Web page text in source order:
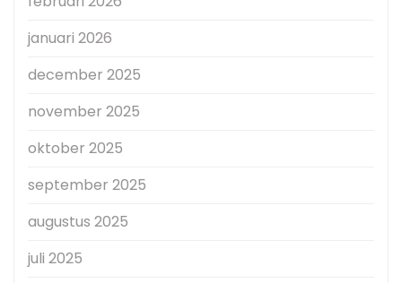
januari 2026
december 2025
november 2025
oktober 2025
september 2025
augustus 2025
juli 2025